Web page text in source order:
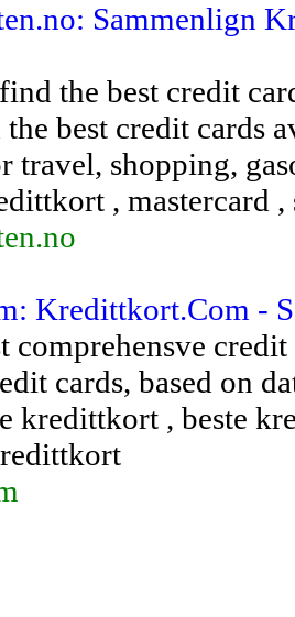
Sammenlign
the best credit
best credit cards
travel, shopping,
, mastercard
Kredittkort.Com -
comprehensve
cards, based on
kredittkort , beste